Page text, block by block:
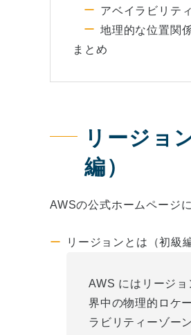
アベイラビリテ
地理的な位置関
まとめ
リージョ
編）
AWSの公式ホームページ
リージョンとは（初級
AWS にはリージ
界中の物理的ロケ
ラビリティーゾー